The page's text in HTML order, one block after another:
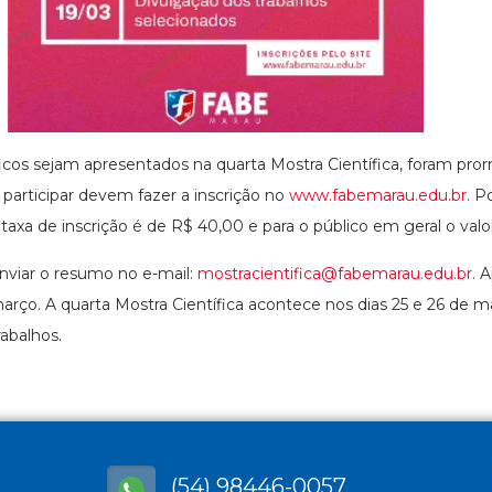
sejam apresentados na quarta Mostra Científica, foram
devem fazer a inscrição no www.fabemarau.edu.br.
de inscrição é de R$ 40,00 e para o público em geral o
o resumo no e-mail: mostracientifica@fabemarau.edu.br.
A quarta Mostra Científica acontece nos dias 25 e 26 de
(54) 98446-0057